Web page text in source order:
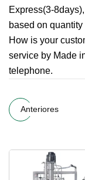
Express(3-
based on
How is your
service by Made
telephone.
Anteriores